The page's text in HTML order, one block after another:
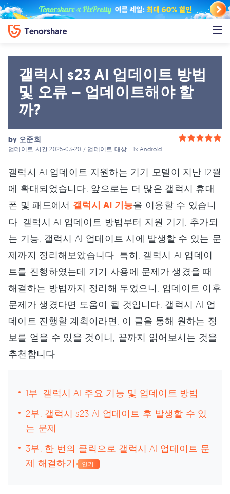
갤럭시 s23 AI 업데이트 방법
및 오류 – 업데이트해야 할
까?
by 오준희
업데이트 시간 2025-03-20 / 업데이트 대상 Fix Android
갤럭시 AI 업데이트 지원하는 기기 모델이 지난 12월
에 확대되었습니다. 앞으로는 더 많은 갤럭시 휴대
폰 및 패드에서 갤럭시 AI 기능을 이용할 수 있습니
다. 갤럭시 AI 업데이트 방법부터 지원 기기, 추가되
는 기능, 갤럭시 AI 업데이트 시에 발생할 수 있는 문
제까지 정리해보았습니다. 특히, 갤럭시 AI 업데이
트를 진행하였는데 기기 사용에 문제가 생겼을 때
해결하는 방법까지 정리해 두었으니, 업데이트 이후
문제가 생겼다면 도움이 될 것입니다. 갤럭시 AI 업
데이트 진행할 계획이라면, 이 글을 통해 원하는 정
보를 얻을 수 있을 것이니, 끝까지 읽어보시는 것을
추천합니다.
1부. 갤럭시 AI 주요 기능 및 업데이트 방법
2부. 갤럭시 s23 AI 업데이트 후 발생할 수 있
는 문제
3부. 한 번의 클릭으로 갤럭시 AI 업데이트 문
제 해결하기
인기